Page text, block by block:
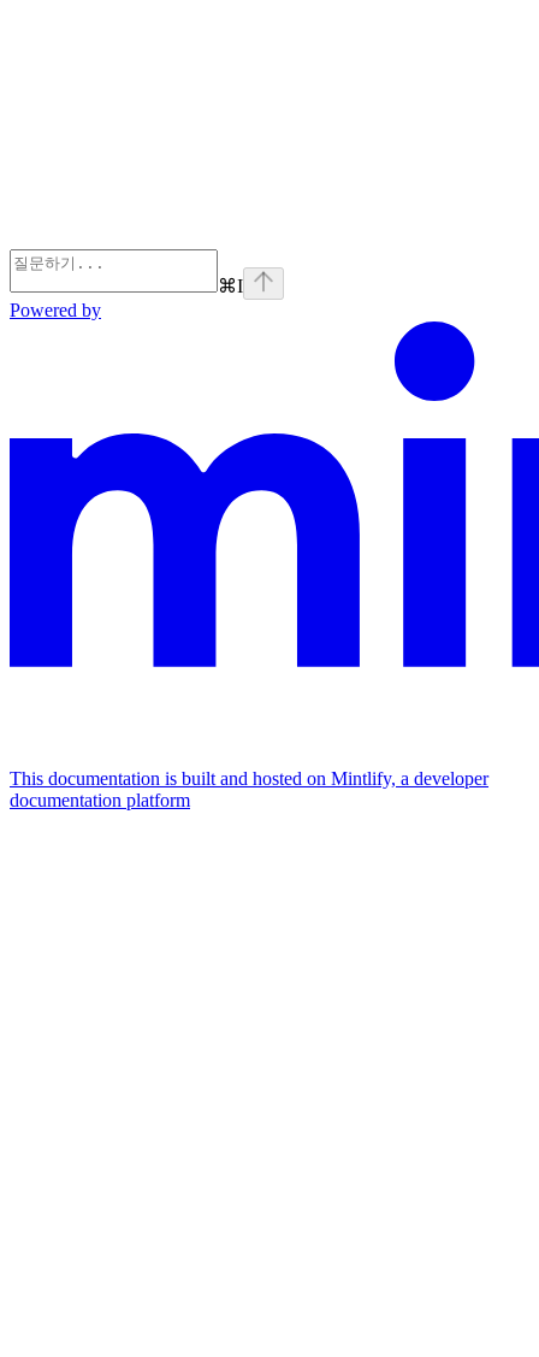
⌘I
Powered by
This documentation is built and hosted on Mintlify, a developer
documentation platform